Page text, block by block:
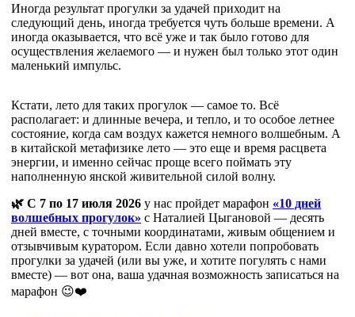
Иногда результат прогулки за удачей приходит на
следующий день, иногда требуется чуть больше времени. А
иногда оказывается, что всё уже и так было готово для
осуществления желаемого — и нужен был только этот один
маленький импульс.
Кстати, лето для таких прогулок — самое то. Всё
располагает: и длинные вечера, и тепло, и то особое летнее
состояние, когда сам воздух кажется немного волшебным. А
в китайской метафизике лето — это еще и время расцвета
энергии, и именно сейчас проще всего поймать эту
наполненную янской живительной силой волну.
🌿 С 7 по 17 июля 2026 у нас пройдет марафон «10 дней
волшебных прогулок» с Наталией Цыгановой — десять
дней вместе, с точными координатами, живым общением и
отзывчивым куратором. Если давно хотели попробовать
прогулки за удачей (или вы уже, и хотите погулять с нами
вместе) — вот она, ваша удачная возможность записаться на
марафон 😉❤️